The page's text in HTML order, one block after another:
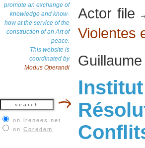
promote an exchange of
knowledge and know-
how at the service of the
construction of an Art of
peace.
This website is
coordinated by
Modus Operandi
on irenees.net
on Coredem
Actor file
Violentes